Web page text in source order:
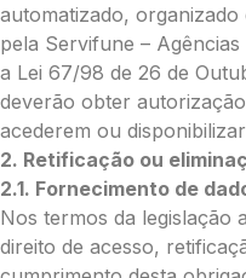
Pedidos/
Total:
0.00
€
Enviar
automatizado, organizado
pela Servifune –
a Lei 67/98 de 26 de
deverão obter
acederem ou
2. Retificação ou
2.1. Fornecimento de
Nos termos da legislação
direito de acesso,